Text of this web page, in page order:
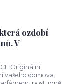
ozdobí
V
Originální
vašeho domova.